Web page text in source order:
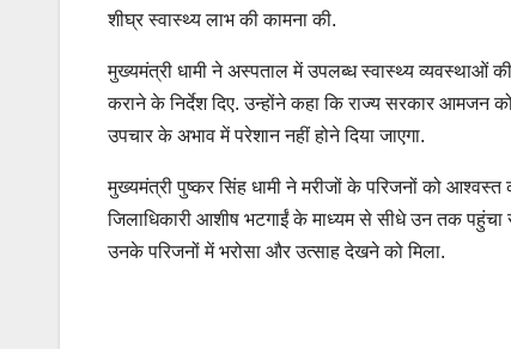
शीघ्र स्वास्थ्य लाभ की कामना की.
मुख्यमंत्री धामी ने अस्पताल में उपलब्ध स्वास्थ्य व्यवस्थाओं
कराने के निर्देश दिए. उन्होंने कहा कि राज्य सरकार आमजन
उपचार के अभाव में परेशान नहीं होने दिया जाएगा.
मुख्यमंत्री पुष्कर सिंह धामी ने मरीजों के परिजनों को
जिलाधिकारी आशीष भटगाईं के माध्यम से सीधे उन तक
उनके परिजनों में भरोसा और उत्साह देखने को मिला.